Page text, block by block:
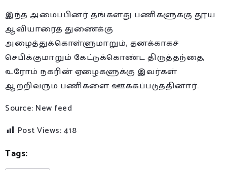
இந்த அமைப்பினர் தங்களது பணிகளுக்கு தூய
ஆவியாரைத் துணைக்கு
அழைத்துக்கொள்ளுமாறும், தனக்காகச்
செபிக்குமாறும் கேட்டுக்கொண்ட திருத்தந்தை,
உரோம் நகரின் ஏழைகளுக்கு இவர்கள்
ஆற்றிவரும் பணிகளை ஊக்கப்படுத்தினார்.
Source: New feed
Post Views:418
Tags: